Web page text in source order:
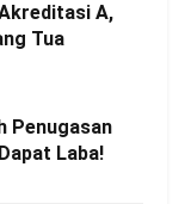
A,
Tua
Penugasan
Laba!